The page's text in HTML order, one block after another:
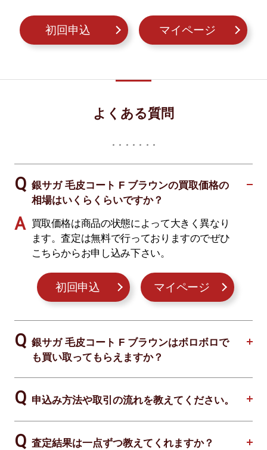
初回申込 マイページ
よくある質問
銀サガ 毛皮コート F ブラウンの買取価格の
相場はいくらくらいですか？
買取価格は商品の状態によって大きく異なり
ます。査定は無料で行っておりますのでぜひ
こちらからお申し込み下さい。
初回申込 マイページ
銀サガ 毛皮コート F ブラウンはボロボロで
も買い取ってもらえますか？
申込み方法や取引の流れを教えてください。
査定結果は一点ずつ教えてくれますか？